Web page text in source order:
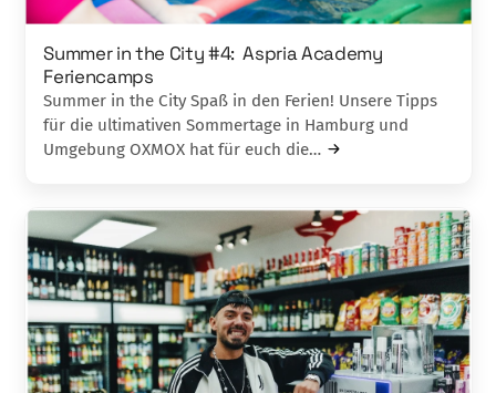
Summer in the City #4: Aspria Academy
Feriencamps
Summer in the City Spaß in den Ferien! Unsere Tipps
für die ultimativen Sommertage in Hamburg und
Umgebung OXMOX hat für euch die…